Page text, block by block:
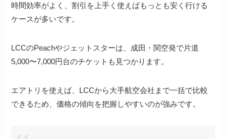
時間効率がよく、割引を上手く使えばもっとも安く行ける
ケースが多いです。
LCCのPeachやジェットスターは、成田・関空発で片道
5,000〜7,000円台のチケットも見つかります。
エアトリを使えば、LCCから大手航空会社まで一括で比較
できるため、価格の傾向を把握しやすいのが強みです。